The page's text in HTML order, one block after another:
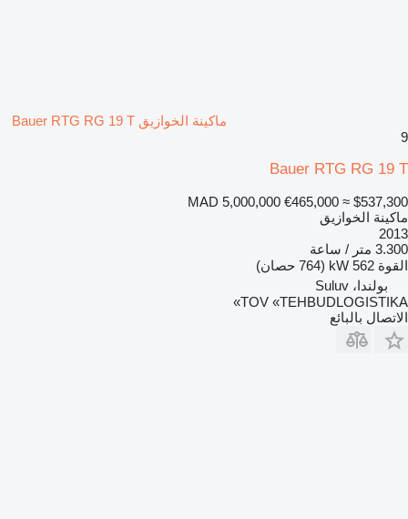
ماكينة الخوازيق Bauer RTG RG 19 T
9
Bauer RTG RG 19 T
MAD 5,000,000 €465,000 ≈ $537,300
ماكينة الخوازيق
2013
3.300 متر / ساعة
القوة 562 kW (764 حصان)
بولندا، Suluv
TOV «TEHBUDLOGISTIKA»
الاتصال بالبائع